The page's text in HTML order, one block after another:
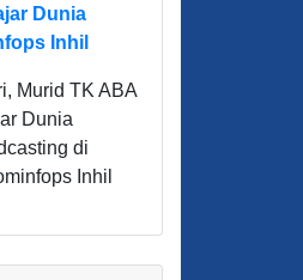
Dunia
Inhil
Murid TK ABA
Dunia
di
Inhil